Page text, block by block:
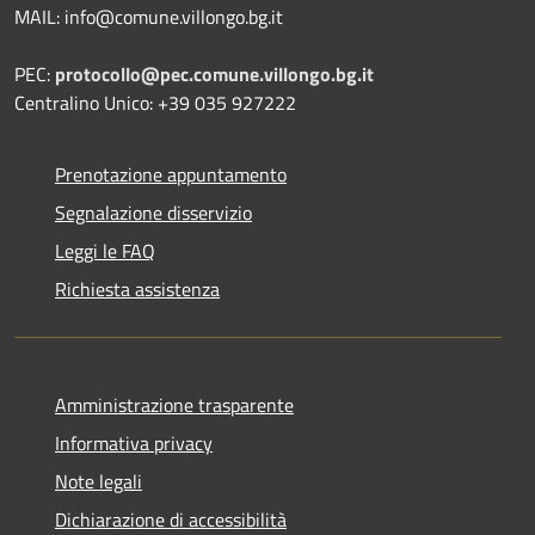
MAIL: info@comune.villongo.bg.it
PEC: protocollo@pec.comune.villongo.bg.it
Centralino Unico: +39 035 927222
Prenotazione appuntamento
Segnalazione disservizio
Leggi le FAQ
Richiesta assistenza
Amministrazione trasparente
Informativa privacy
Note legali
Dichiarazione di accessibilità